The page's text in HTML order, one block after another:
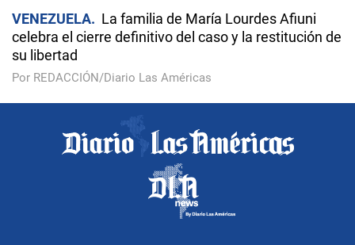
VENEZUELA
La familia de María Lourdes Afiuni
celebra el cierre definitivo del caso y la restitución de
su libertad
Por REDACCIÓN/Diario Las Américas